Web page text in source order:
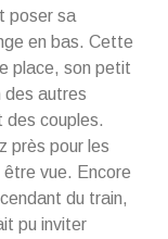
poser sa
en bas. Cette
place, son petit
des autres
couples.
près pour les
vue. Encore
du train,
pu inviter